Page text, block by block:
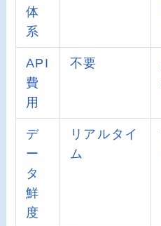
体
系
API
費
用
不要
デ
ー
タ
鮮
度
リアルタイ
ム